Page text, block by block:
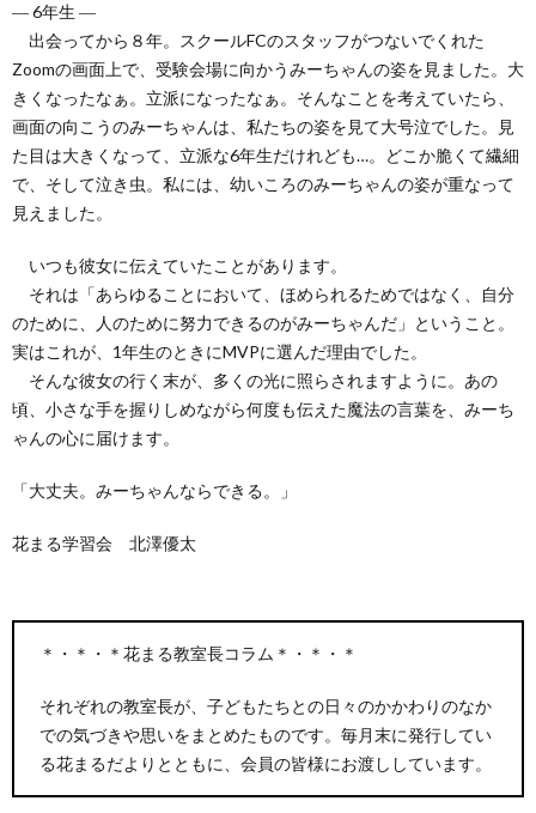
― 6年生 ―
出会ってから８年。スクールFCのスタッフがつないでくれた
Zoomの画面上で、受験会場に向かうみーちゃんの姿を見ました。大
きくなったなぁ。立派になったなぁ。そんなことを考えていたら、
画面の向こうのみーちゃんは、私たちの姿を見て大号泣でした。見
た目は大きくなって、立派な6年生だけれども…。どこか脆くて繊細
で、そして泣き虫。私には、幼いころのみーちゃんの姿が重なって
見えました。
いつも彼女に伝えていたことがあります。
それは「あらゆることにおいて、ほめられるためではなく、自分
のために、人のために努力できるのがみーちゃんだ」ということ。
実はこれが、1年生のときにMVPに選んだ理由でした。
そんな彼女の行く末が、多くの光に照らされますように。あの
頃、小さな手を握りしめながら何度も伝えた魔法の言葉を、みーち
ゃんの心に届けます。
「大丈夫。みーちゃんならできる。」
花まる学習会 北澤優太
＊・＊・＊花まる教室長コラム＊・＊・＊
それぞれの教室長が、子どもたちとの日々のかかわりのなか
での気づきや思いをまとめたものです。毎月末に発行してい
る花まるだよりとともに、会員の皆様にお渡ししています。